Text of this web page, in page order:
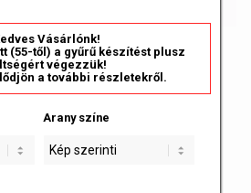
Vásárlónk!
(55-től) a gyűrű készítést plusz
végezzük!
a további részletekről.
Arany színe